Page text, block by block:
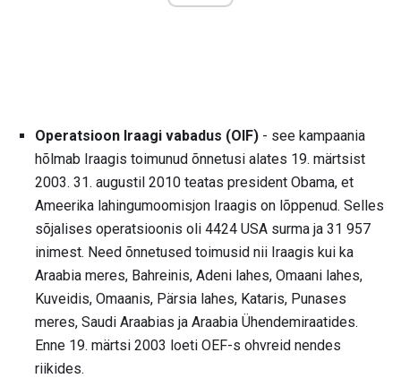
Operatsioon Iraagi vabadus (OIF) - see kampaania
hõlmab Iraagis toimunud õnnetusi alates 19. märtsist
2003. 31. augustil 2010 teatas president Obama, et
Ameerika lahingumoomisjon Iraagis on lõppenud. Selles
sõjalises operatsioonis oli 4424 USA surma ja 31 957
inimest. Need õnnetused toimusid nii Iraagis kui ka
Araabia meres, Bahreinis, Adeni lahes, Omaani lahes,
Kuveidis, Omaanis, Pärsia lahes, Kataris, Punases
meres, Saudi Araabias ja Araabia Ühendemiraatides.
Enne 19. märtsi 2003 loeti OEF-s ohvreid nendes
riikides.